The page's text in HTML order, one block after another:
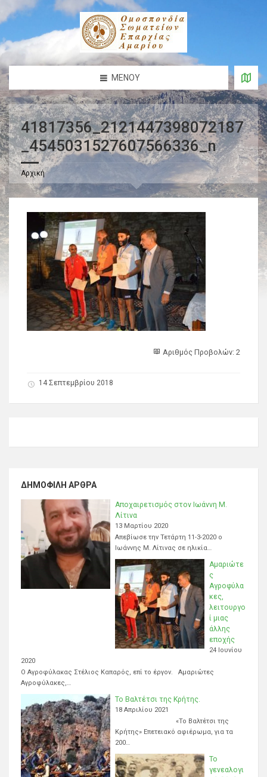
ΜΕΝΟΎ
41817356_2121447398072187
_4545031527607566336_n
Αρχική
Αριθμός Προβολών: 2
14 Σεπτεμβρίου 2018
ΔΗΜΟΦΙΛΉ ΆΡΘΡΑ
Αποχαιρετισμός στον Ιωάννη Μ.
Λίτινα
13 Μαρτίου 2020
Απεβίωσε την Τετάρτη 11-3-2020 ο
Ιωάννης Μ. Λίτινας σε ηλικία…
Αμαριώτε
ς
Αγροφύλα
κες,
λειτουργο
ί μιας
άλλης
εποχής
24 Ιουνίου
2020
Ο Αγροφύλακας Στέλιος Καπαρός, επί το έργον. Αμαριώτες
Αγροφύλακες,…
Το Βαλτέτσι της Κρήτης.
18 Απριλίου 2021
«Το Βαλτέτσι της
Κρήτης» Επετειακό αφιέρωμα, για τα
200…
Το
γενεαλογι